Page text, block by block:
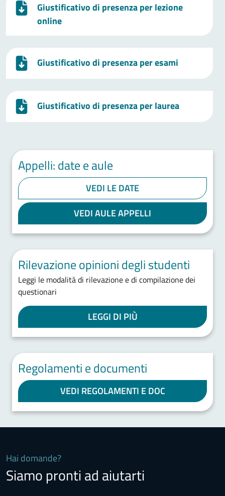
Giustificativo di presenza per lezione
online
Giustificativo di presenza per esami
Giustificativo di presenza per laurea
Appelli: date e aule
VEDI LE DATE
VEDI AULE APPELLI
Rilevazione opinioni degli studenti
Leggi le modalità di rilevazione e di compilazione dei
questionari
LEGGI DI PIÙ
Regolamenti e documenti
VEDI REGOLAMENTI E DOC
Hai domande?
Siamo pronti ad aiutarti